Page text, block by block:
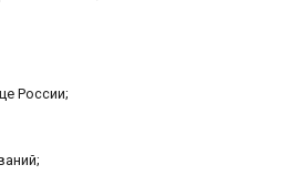
России;